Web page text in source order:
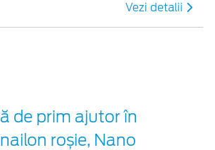
Vezi detalii
de prim ajutor în
roșie, Nano